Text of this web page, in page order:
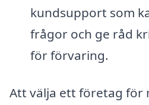
kundsupport som
frågor och ge råd
för förvaring.
Att välja ett företag för